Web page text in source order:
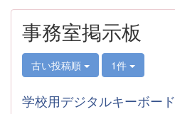
事務室掲示板
古い投稿順 1件
学校用デジタルキーボード